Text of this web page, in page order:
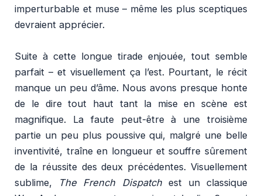
imperturbable et muse – même les plus sceptiques
devraient apprécier.
Suite à cette longue tirade enjouée, tout semble
parfait – et visuellement ça l’est. Pourtant, le récit
manque un peu d’âme. Nous avons presque honte
de le dire tout haut tant la mise en scène est
magnifique. La faute peut-être à une troisième
partie un peu plus poussive qui, malgré une belle
inventivité, traîne en longueur et souffre sûrement
de la réussite des deux précédentes. Visuellement
sublime,
The French Dispatchest un classique